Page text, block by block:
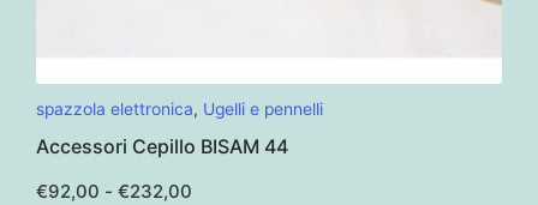
ha
più
spazzola elettronica, Ugelli e pennelli
Accessori Cepillo BISAM 44
€92,00 - €232,00